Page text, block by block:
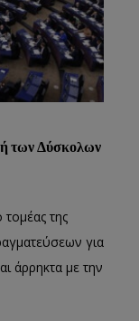
των Δύσκολων
της
για
άρρηκτα με την